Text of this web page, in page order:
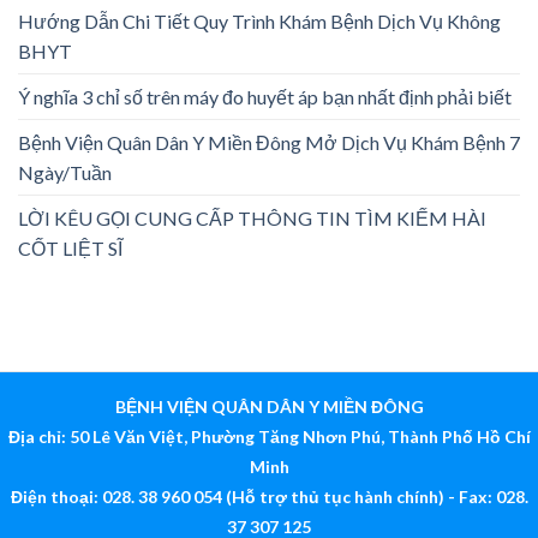
Hướng Dẫn Chi Tiết Quy Trình Khám Bệnh Dịch Vụ Không
BHYT
Ý nghĩa 3 chỉ số trên máy đo huyết áp bạn nhất định phải biết
Bệnh Viện Quân Dân Y Miền Đông Mở Dịch Vụ Khám Bệnh 7
Ngày/Tuần
LỜI KÊU GỌI CUNG CẤP THÔNG TIN TÌM KIẾM HÀI
CỐT LIỆT SĨ
BỆNH VIỆN QUÂN DÂN Y MIỀN ĐÔNG
Địa chỉ: 50 Lê Văn Việt, Phường Tăng Nhơn Phú, Thành Phố Hồ Chí
Minh
Điện thoại: 028. 38 960 054 (Hỗ trợ thủ tục hành chính) - Fax: 028.
37 307 125